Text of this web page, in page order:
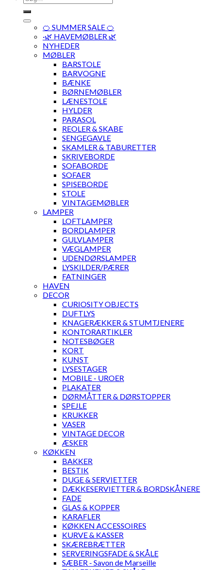
efter:
🍊 SUMMER SALE 🍊
·🌿 HAVEMØBLER 🌿
NYHEDER
MØBLER
BARSTOLE
BARVOGNE
BÆNKE
BØRNEMØBLER
LÆNESTOLE
HYLDER
PARASOL
REOLER & SKABE
SENGEGAVLE
SKAMLER & TABURETTER
SKRIVEBORDE
SOFABORDE
SOFAER
SPISEBORDE
STOLE
VINTAGEMØBLER
LAMPER
LOFTLAMPER
BORDLAMPER
GULVLAMPER
VÆGLAMPER
UDENDØRSLAMPER
LYSKILDER/PÆRER
FATNINGER
HAVEN
DECOR
CURIOSITY OBJECTS
DUFTLYS
KNAGERÆKKER & STUMTJENERE
KONTORARTIKLER
NOTESBØGER
KORT
KUNST
LYSESTAGER
MOBILE - UROER
PLAKATER
DØRMÅTTER & DØRSTOPPER
SPEJLE
KRUKKER
VASER
VINTAGE DECOR
ÆSKER
KØKKEN
BAKKER
BESTIK
DUGE & SERVIETTER
DÆKKESERVIETTER & BORDSKÅNERE
FADE
GLAS & KOPPER
KARAFLER
KØKKEN ACCESSOIRES
KURVE & KASSER
SKÆREBRÆTTER
SERVERINGSFADE & SKÅLE
SÆBER - Savon de Marseille